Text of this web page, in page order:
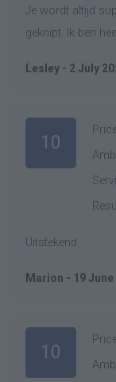
Je wordt altijd
geknipt. Ik ben
Lesley - 2 July
10
Uitstekend
Marion - 19 June
10